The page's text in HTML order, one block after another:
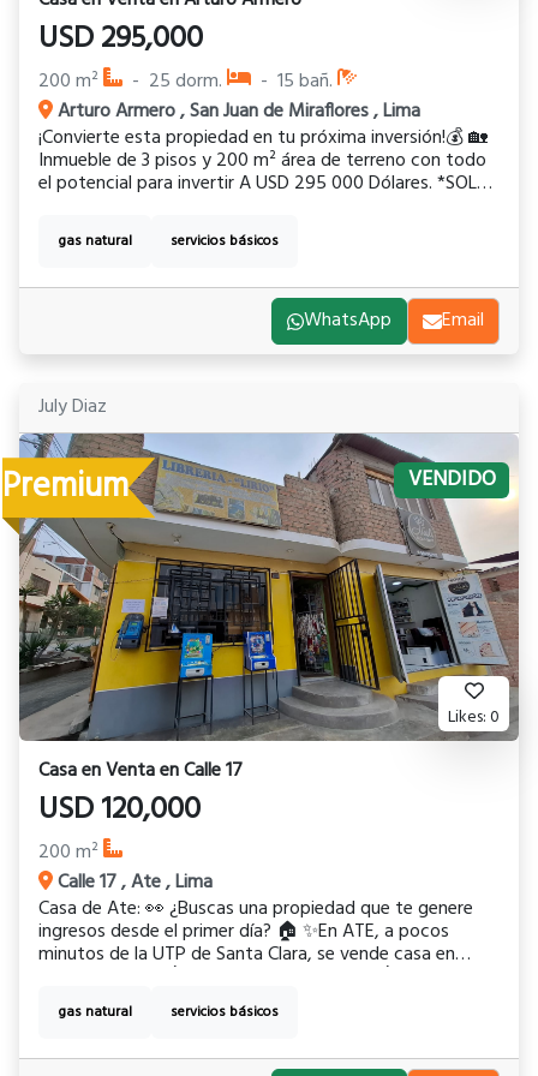
USD295,000
200m² - 25dorm. - 15bañ.
Arturo Armero,San Juan de Miraflores,Lima
¡Convierte esta propiedad en tu próxima inversión!💰 🏡
Inmueble de 3 pisos y 200 m² área de terreno con todo
el potencial para invertir A USD 295 000 Dólares. *SOLO
cuadras de la estación San Juan del Tren Eléctrico. Cerca
agencias de viaje. 💼 Zona estratégica y amplia. Tu
empieza aquí 🔑 👀Cuenta con 2 locales comerciales, 16
habitaciones con baño propio y/o compartidas ,2 mini
departamentos independientes variados y 1
departamento en 4 pisos totalmente aprovechados
mayor información o citas es 912265670.
gas natural servicios básicos
WhatsApp Email
July Diaz
Likes:0
VENDIDO
Premium
CasaenVentaenCalle 17
USD120,000
200m²
Calle 17,Ate,Lima
Casa de Ate: 👀 ¿Buscas una propiedad que te genere
ingresos desde el primer día? 🏠 ✨En ATE, a pocos
minutos de la UTP de Santa Clara, se vende casa en
construida: 310 m² 💼Incluye 2 tiendas en el primer nivel
(perfectas para alquiler o negocio propio) 🏪 📍
estudiantes y vecinos 👨‍👩‍👧‍👦 Perfecta para
gas natural servicios básicos